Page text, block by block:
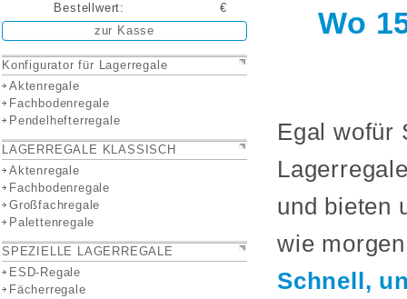
Bestellwert:
€
zur Kasse
Konfigurator für Lagerregale
Aktenregale
Fachbodenregale
Pendelhefterregale
LAGERREGALE KLASSISCH
Aktenregale
Fachbodenregale
Großfachregale
Palettenregale
SPEZIELLE LAGERREGALE
ESD-Regale
Fächerregale
Wo
Egal wofür
und bieten
wie
Schnell,